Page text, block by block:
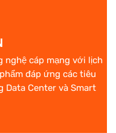
nghệ cáp mạng với lịch
đáp ứng các tiêu
Data Center và Smart